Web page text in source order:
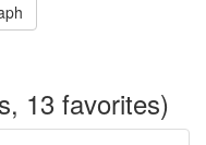
13 favorites)